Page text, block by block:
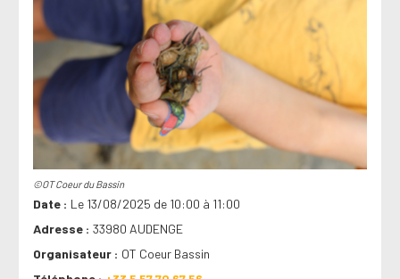
©OT Coeur du Bassin
Date
Le 13/08/2025 de 10:00 à 11:00
Adresse
33980 AUDENGE
Organisateur
OT Coeur Bassin